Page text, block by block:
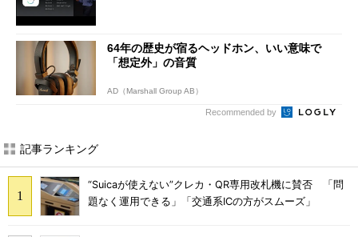
64年の歴史が宿るヘッドホン、いい意味で
「想定外」の音質
AD（Marshall Group AB）
Recommended by
記事ランキング
“Suicaが使えない”クレカ・QR専用改札機に賛否 「問
題なく運用できる」「交通系ICの方がスムーズ」